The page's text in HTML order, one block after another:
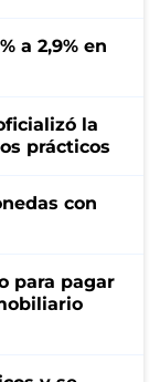
a 2,9% en
la
prácticos
con
para pagar